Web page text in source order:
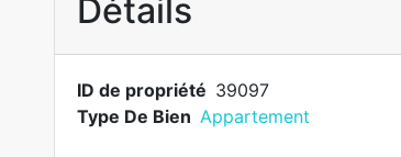
Détails
ID de propriété 39097
Type De Bien Appartement